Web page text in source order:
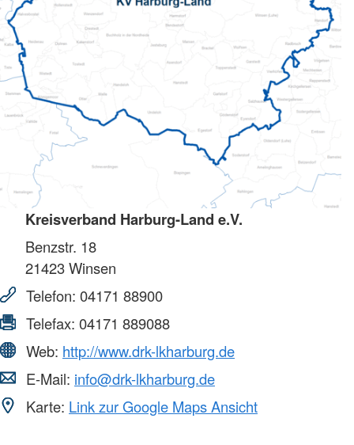
Kreisverband Harburg-Land e.V.
Benzstr. 18
21423Winsen
Telefon: 04171 88900
Telefax: 04171 889088
Web: http://www.drk-lkharburg.de
E-Mail: info@drk-lkharburg.de
Karte: Link zur Google Maps Ansicht